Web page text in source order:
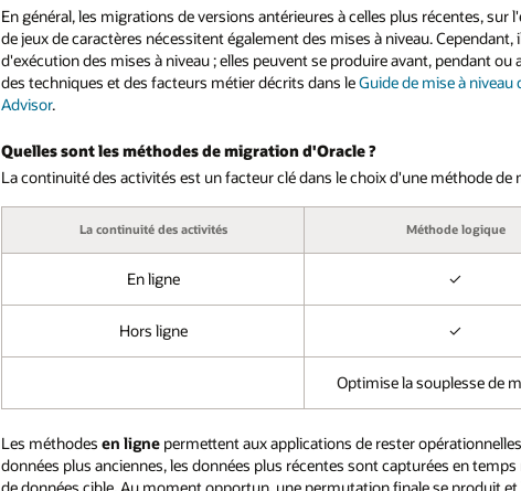
En général, les migrations de versions antérieures à celles plus récentes,
de jeux de caractères nécessitent également des mises à niveau.
d'exécution des mises à niveau ; elles peuvent se produire avant, pendant
des techniques et des facteurs métier décrits dans leGuide de mise à niveau
Advisor.
Quelles sont les méthodes de migration d'Oracle ?
La continuité des activités est un facteur clé dans le choix d'une méthode
La continuité des activités Méthode logique
En ligne ✓
Hors ligne ✓
Optimise la souplesse de
Les méthodesen ligne permettent aux applications de rester
données plus anciennes, les données plus récentes sont capturées en